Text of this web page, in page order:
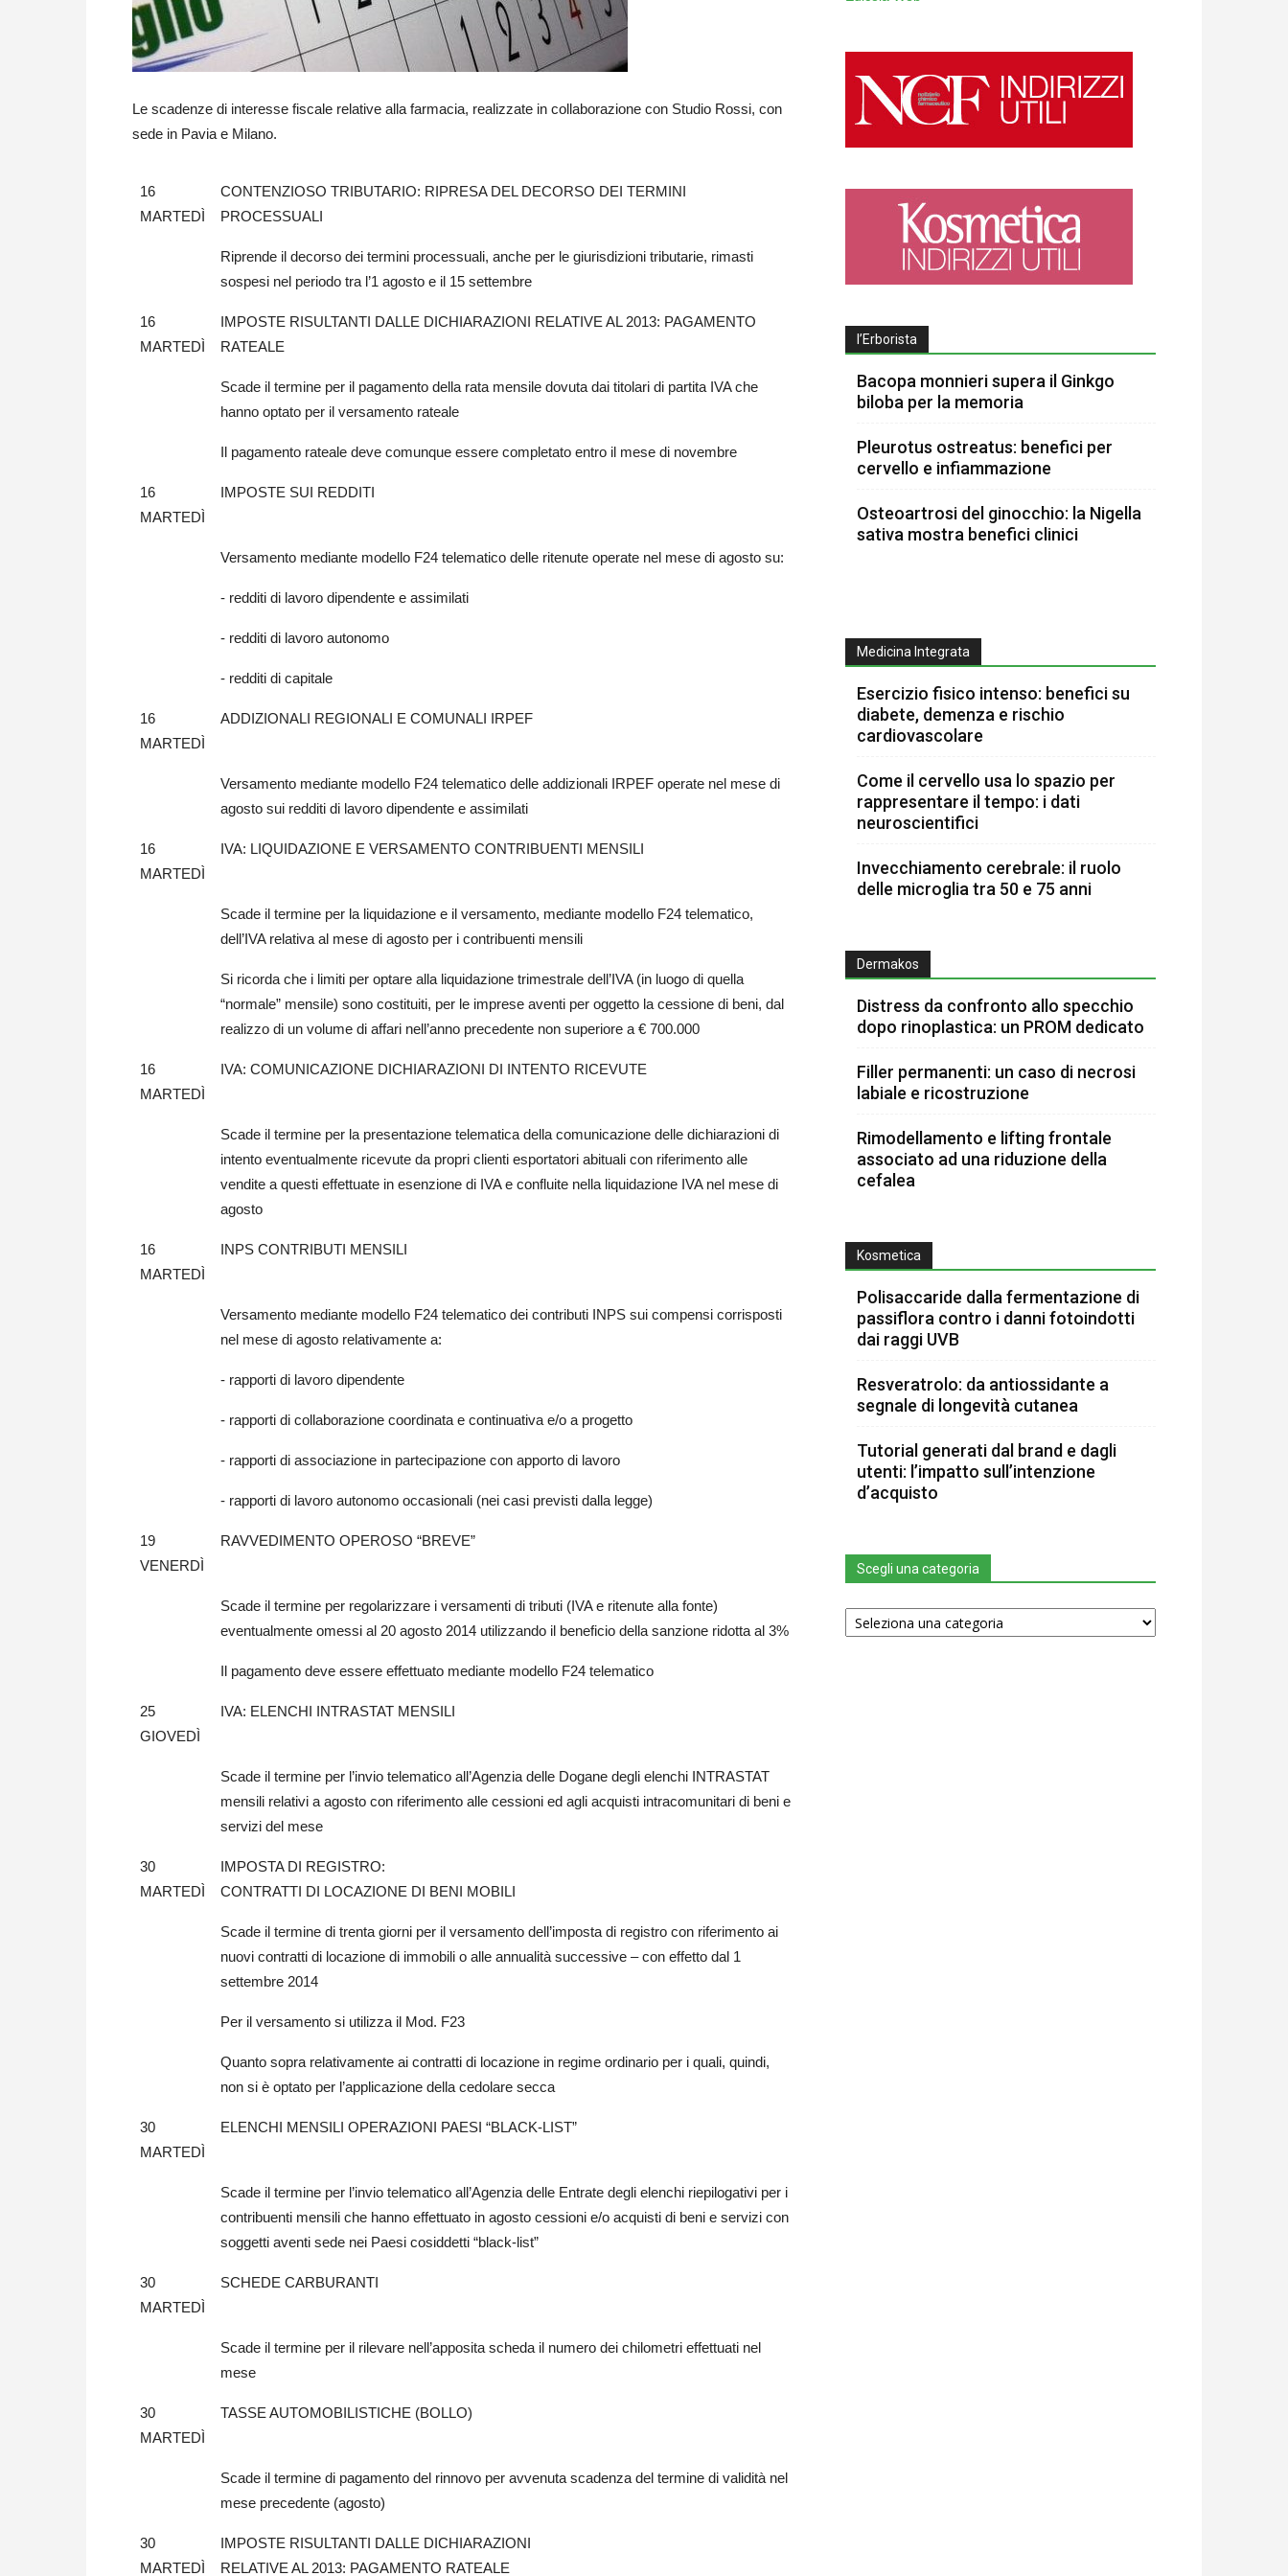
Le scadenze di interesse fiscale relative alla farmacia, realizzate in collaborazione con Studio Rossi, con
sede in Pavia e Milano.
16
MARTEDÌ
CONTENZIOSO TRIBUTARIO: RIPRESA DEL DECORSO DEI TERMINI
PROCESSUALI
Riprende il decorso dei termini processuali, anche per le giurisdizioni tributarie, rimasti
sospesi nel periodo tra l’1 agosto e il 15 settembre
16
MARTEDÌ
IMPOSTE RISULTANTI DALLE DICHIARAZIONI RELATIVE AL 2013: PAGAMENTO
RATEALE
Scade il termine per il pagamento della rata mensile dovuta dai titolari di partita IVA che
hanno optato per il versamento rateale
Il pagamento rateale deve comunque essere completato entro il mese di novembre
16
MARTEDÌ
IMPOSTE SUI REDDITI
Versamento mediante modello F24 telematico delle ritenute operate nel mese di agosto su:
- redditi di lavoro dipendente e assimilati
- redditi di lavoro autonomo
- redditi di capitale
16
MARTEDÌ
ADDIZIONALI REGIONALI E COMUNALI IRPEF
Versamento mediante modello F24 telematico delle addizionali IRPEF operate nel mese di
agosto sui redditi di lavoro dipendente e assimilati
16
MARTEDÌ
IVA: LIQUIDAZIONE E VERSAMENTO CONTRIBUENTI MENSILI
Scade il termine per la liquidazione e il versamento, mediante modello F24 telematico,
dell’IVA relativa al mese di agosto per i contribuenti mensili
Si ricorda che i limiti per optare alla liquidazione trimestrale dell’IVA (in luogo di quella
“normale” mensile) sono costituiti, per le imprese aventi per oggetto la cessione di beni, dal
realizzo di un volume di affari nell’anno precedente non superiore a € 700.000
16
MARTEDÌ
IVA: COMUNICAZIONE DICHIARAZIONI DI INTENTO RICEVUTE
Scade il termine per la presentazione telematica della comunicazione delle dichiarazioni di
intento eventualmente ricevute da propri clienti esportatori abituali con riferimento alle
vendite a questi effettuate in esenzione di IVA e confluite nella liquidazione IVA nel mese di
agosto
16
MARTEDÌ
INPS CONTRIBUTI MENSILI
Versamento mediante modello F24 telematico dei contributi INPS sui compensi corrisposti
nel mese di agosto relativamente a:
- rapporti di lavoro dipendente
- rapporti di collaborazione coordinata e continuativa e/o a progetto
- rapporti di associazione in partecipazione con apporto di lavoro
- rapporti di lavoro autonomo occasionali (nei casi previsti dalla legge)
19
VENERDÌ
RAVVEDIMENTO OPEROSO “BREVE”
Scade il termine per regolarizzare i versamenti di tributi (IVA e ritenute alla fonte)
eventualmente omessi al 20 agosto 2014 utilizzando il beneficio della sanzione ridotta al 3%
Il pagamento deve essere effettuato mediante modello F24 telematico
25
GIOVEDÌ
IVA: ELENCHI INTRASTAT MENSILI
Scade il termine per l’invio telematico all’Agenzia delle Dogane degli elenchi INTRASTAT
mensili relativi a agosto con riferimento alle cessioni ed agli acquisti intracomunitari di beni e
servizi del mese
30
MARTEDÌ
IMPOSTA DI REGISTRO:
CONTRATTI DI LOCAZIONE DI BENI MOBILI
Scade il termine di trenta giorni per il versamento dell’imposta di registro con riferimento ai
nuovi contratti di locazione di immobili o alle annualità successive – con effetto dal 1
settembre 2014
Per il versamento si utilizza il Mod. F23
Quanto sopra relativamente ai contratti di locazione in regime ordinario per i quali, quindi,
non si è optato per l’applicazione della cedolare secca
30
MARTEDÌ
ELENCHI MENSILI OPERAZIONI PAESI “BLACK-LIST”
Scade il termine per l’invio telematico all’Agenzia delle Entrate degli elenchi riepilogativi per i
contribuenti mensili che hanno effettuato in agosto cessioni e/o acquisti di beni e servizi con
soggetti aventi sede nei Paesi cosiddetti “black-list”
30
MARTEDÌ
SCHEDE CARBURANTI
Scade il termine per il rilevare nell’apposita scheda il numero dei chilometri effettuati nel
mese
30
MARTEDÌ
TASSE AUTOMOBILISTICHE (BOLLO)
Scade il termine di pagamento del rinnovo per avvenuta scadenza del termine di validità nel
mese precedente (agosto)
30
MARTEDÌ
IMPOSTE RISULTANTI DALLE DICHIARAZIONI
RELATIVE AL 2013: PAGAMENTO RATEALE
l’Erborista
Bacopa monnieri supera il Ginkgo
biloba per la memoria
Pleurotus ostreatus: benefici per
cervello e infiammazione
Osteoartrosi del ginocchio: la Nigella
sativa mostra benefici clinici
Medicina Integrata
Esercizio fisico intenso: benefici su
diabete, demenza e rischio
cardiovascolare
Come il cervello usa lo spazio per
rappresentare il tempo: i dati
neuroscientifici
Invecchiamento cerebrale: il ruolo
delle microglia tra 50 e 75 anni
Dermakos
Distress da confronto allo specchio
dopo rinoplastica: un PROM dedicato
Filler permanenti: un caso di necrosi
labiale e ricostruzione
Rimodellamento e lifting frontale
associato ad una riduzione della
cefalea
Kosmetica
Polisaccaride dalla fermentazione di
passiflora contro i danni fotoindotti
dai raggi UVB
Resveratrolo: da antiossidante a
segnale di longevità cutanea
Tutorial generati dal brand e dagli
utenti: l’impatto sull’intenzione
d’acquisto
Scegli una categoria
Scegli
una